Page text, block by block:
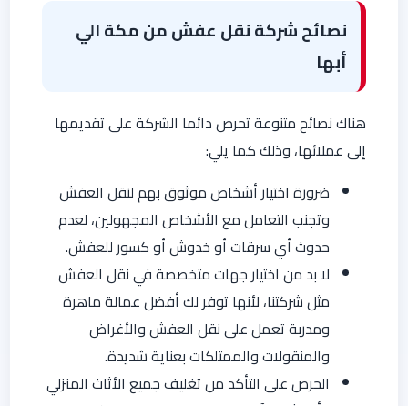
نصائح شركة نقل عفش من مكة الي
أبها
هناك نصائح متنوعة تحرص دائما الشركة على تقديمها
إلى عملائها، وذلك كما يلي:
ضرورة اختيار أشخاص موثوق بهم لنقل العفش
وتجنب التعامل مع الأشخاص المجهولين، لعدم
حدوث أي سرقات أو خدوش أو كسور للعفش.
لا بد من اختيار جهات متخصصة في نقل العفش
مثل شركتنا، لأنها توفر لك أفضل عمالة ماهرة
ومدربة تعمل على نقل العفش والأغراض
والمنقولات والممتلكات بعناية شديدة.
الحرص على التأكد من تغليف جميع الأثاث المنزلي